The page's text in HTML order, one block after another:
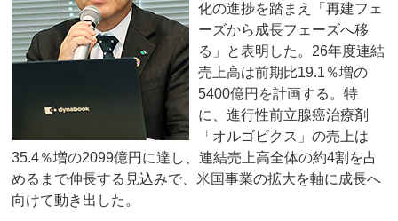
化の進捗を踏まえ「再建フェ
ーズから成長フェーズへ移
る」と表明した。26年度連結
売上高は前期比19.1％増の
5400億円を計画する。特
に、進行性前立腺癌治療剤
「オルゴビクス」の売上は
35.4％増の2099億円に達し、連結売上高全体の約4割を占
めるまで伸長する見込みで、米国事業の拡大を軸に成長へ
向けて動き出した。